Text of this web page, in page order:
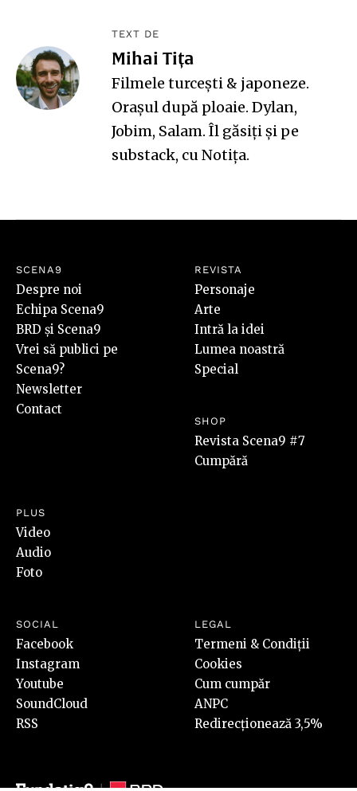
TEXT DE
Mihai Tița
Filmele turcești & japoneze.
Orașul după ploaie. Dylan,
Jobim, Salam. Îl găsiți și pe
substack, cuNotița.
SCENA9
Despre noi
Echipa Scena9
BRD și Scena9
Vrei să publici pe
Scena9?
Newsletter
Contact
REVISTA
Personaje
Arte
Intră la idei
Lumea noastră
Special
SHOP
Revista Scena9 #7
Cumpără
PLUS
Video
Audio
Foto
SOCIAL
Facebook
Instagram
Youtube
SoundCloud
RSS
LEGAL
Termeni & Condiții
Cookies
Cum cumpăr
ANPC
Redirecționează 3,5%